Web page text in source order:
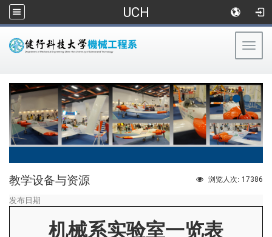
UCH
浏览人次: 17386
教学设备与资源
发布日期
机械系实验室一览表